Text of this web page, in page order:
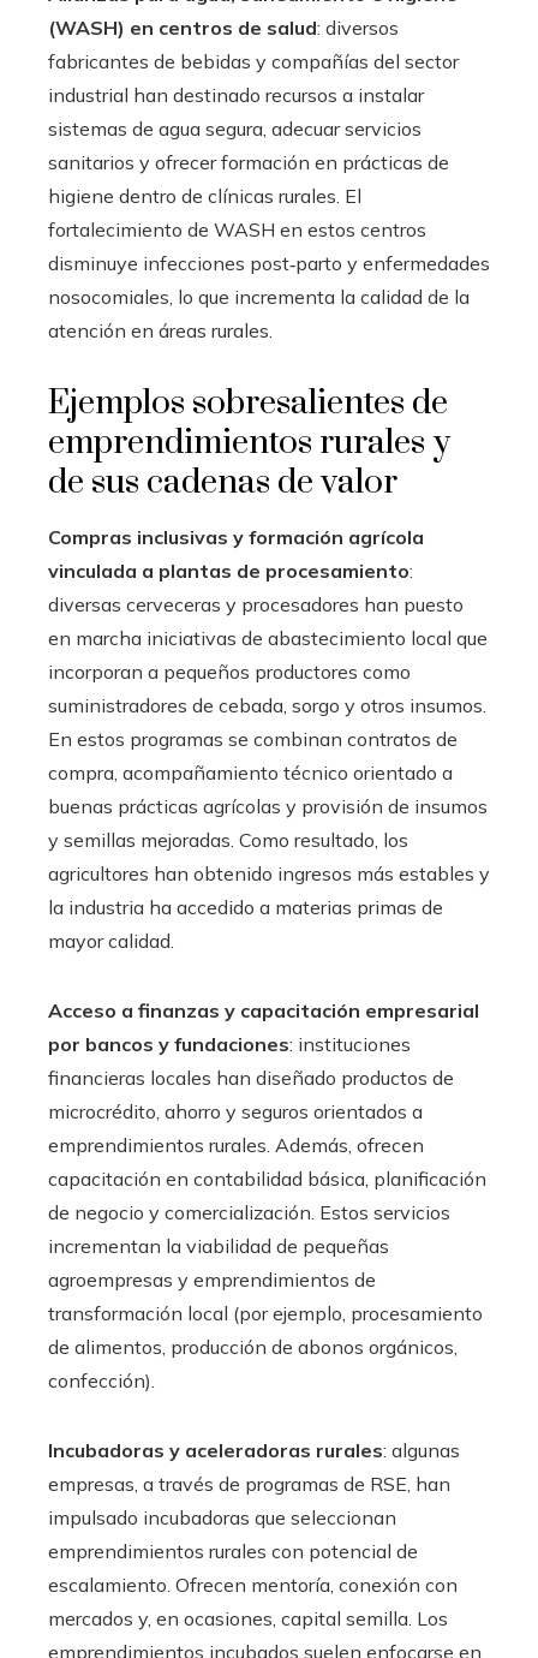
(WASH) en centros de salud: diversos
fabricantes de bebidas y compañías del sector
industrial han destinado recursos a instalar
sistemas de agua segura, adecuar servicios
sanitarios y ofrecer formación en prácticas de
higiene dentro de clínicas rurales. El
fortalecimiento de WASH en estos centros
disminuye infecciones post‑parto y enfermedades
nosocomiales, lo que incrementa la calidad de la
atención en áreas rurales.
Ejemplos sobresalientes de
emprendimientos rurales y
de sus cadenas de valor
Compras inclusivas y formación agrícola
vinculada a plantas de procesamiento:
diversas cerveceras y procesadores han puesto
en marcha iniciativas de abastecimiento local que
incorporan a pequeños productores como
suministradores de cebada, sorgo y otros insumos.
En estos programas se combinan contratos de
compra, acompañamiento técnico orientado a
buenas prácticas agrícolas y provisión de insumos
y semillas mejoradas. Como resultado, los
agricultores han obtenido ingresos más estables y
la industria ha accedido a materias primas de
mayor calidad.
Acceso a finanzas y capacitación empresarial
por bancos y fundaciones: instituciones
financieras locales han diseñado productos de
microcrédito, ahorro y seguros orientados a
emprendimientos rurales. Además, ofrecen
capacitación en contabilidad básica, planificación
de negocio y comercialización. Estos servicios
incrementan la viabilidad de pequeñas
agroempresas y emprendimientos de
transformación local (por ejemplo, procesamiento
de alimentos, producción de abonos orgánicos,
confección).
Incubadoras y aceleradoras rurales: algunas
empresas, a través de programas de RSE, han
impulsado incubadoras que seleccionan
emprendimientos rurales con potencial de
escalamiento. Ofrecen mentoría, conexión con
mercados y, en ocasiones, capital semilla. Los
emprendimientos incubados suelen enfocarse en